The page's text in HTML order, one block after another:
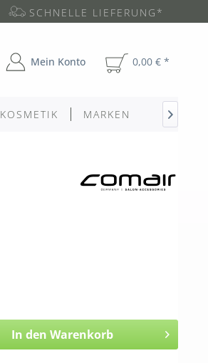
SCHNELLE LIEFERUNG*
Mein Konto 0,00 € *
KOSMETIK MARKEN 
In den Warenkorb